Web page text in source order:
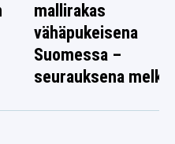
mallirakas
vähäpukeisena
Suomessa –
seurauksena